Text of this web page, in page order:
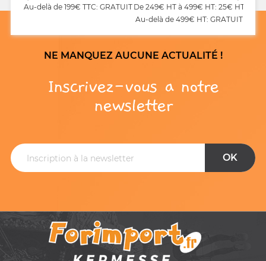
Au-delà de 199€ TTC: GRATUIT De 249€ HT à 499€ HT: 25€ HT
Au-delà de 499€ HT: GRATUIT
NE MANQUEZ AUCUNE ACTUALITÉ !
Inscrivez-vous a notre
newsletter